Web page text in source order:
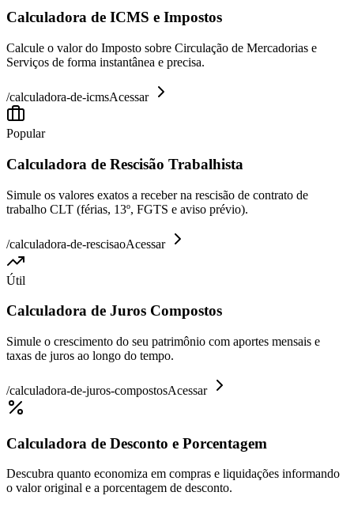
Calculadora de ICMS e Impostos
Calcule o valor do Imposto sobre Circulação de Mercadorias e
Serviços de forma instantânea e precisa.
/calculadora-de-icmsAcessar
Popular
Calculadora de Rescisão Trabalhista
Simule os valores exatos a receber na rescisão de contrato de
trabalho CLT (férias, 13º, FGTS e aviso prévio).
/calculadora-de-rescisaoAcessar
Útil
Calculadora de Juros Compostos
Simule o crescimento do seu patrimônio com aportes mensais e
taxas de juros ao longo do tempo.
/calculadora-de-juros-compostosAcessar
Calculadora de Desconto e Porcentagem
Descubra quanto economiza em compras e liquidações informando
o valor original e a porcentagem de desconto.